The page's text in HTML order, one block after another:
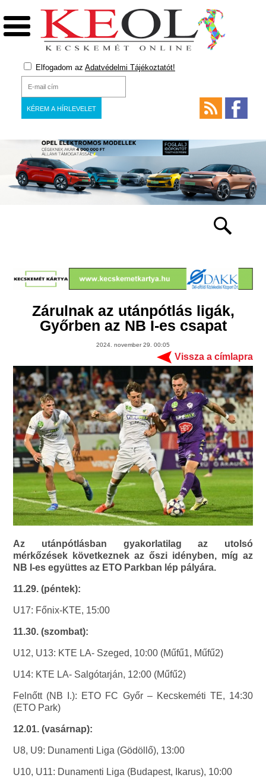
Elfogadom az Adatvédelmi Tájékoztatót!
Zárulnak az utánpótlás ligák,
Győrben az NB I-es csapat
2024. november 29. 00:05
Vissza a címlapra
Az utánpótlásban gyakorlatilag az utolsó
mérkőzések következnek az őszi idényben, míg az
NB I-es együttes az ETO Parkban lép pályára.
11.29. (péntek):
U17: Főnix-KTE, 15:00
11.30. (szombat):
U12, U13: KTE LA- Szeged, 10:00 (Műfű1, Műfű2)
U14: KTE LA- Salgótarján, 12:00 (Műfű2)
Felnőtt (NB I.): ETO FC Győr – Kecskeméti TE, 14:30
(ETO Park)
12.01. (vasárnap):
U8, U9: Dunamenti Liga (Gödöllő), 13:00
U10, U11: Dunamenti Liga (Budapest, Ikarus), 10:00